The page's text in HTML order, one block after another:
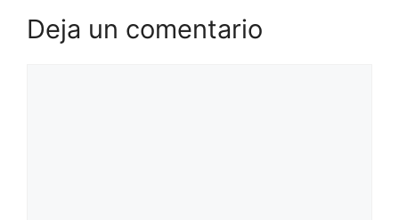
Deja un comentario